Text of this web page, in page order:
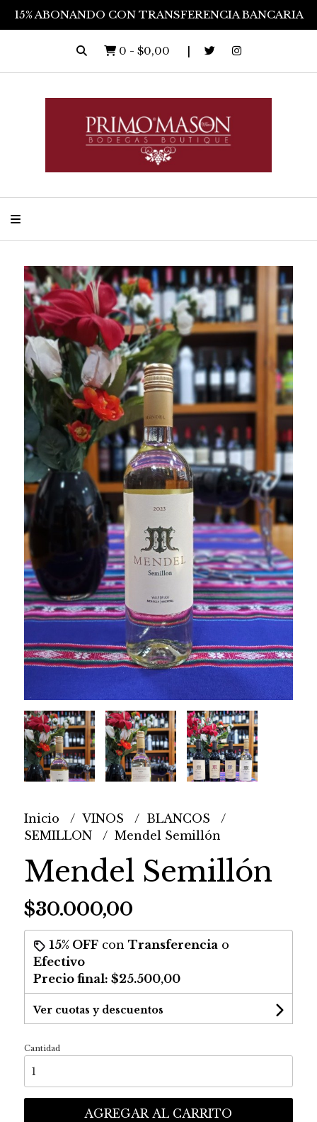
15% ABONANDO CON TRANSFERENCIA BANCARIA
0 - $0,00
Inicio VINOS
BLANCOS
SEMILLON
Mendel Semillón
Mendel Semillón
$30.000,00
15% OFFcon Transferenciao
Efectivo
Precio final: $25.500,00
Ver cuotas y descuentos
Cantidad
AGREGAR AL CARRITO